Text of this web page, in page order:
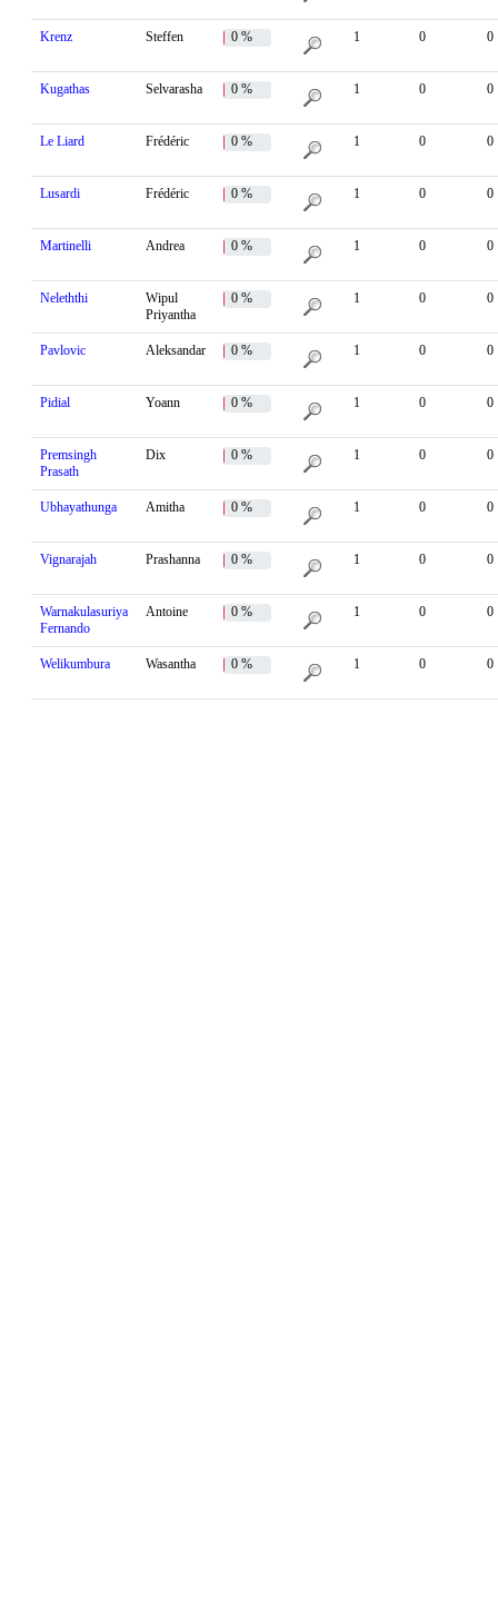
Krenz Steffen 0 % 1 0 0
Kugathas Selvarasha 0 % 1 0 0
Le Liard Frédéric 0 % 1 0 0
Lusardi Frédéric 0 % 1 0 0
Martinelli Andrea 0 % 1 0 0
Neleththi
Wipul
Priyantha
0 % 1 0 0
Pavlovic Aleksandar 0 % 1 0 0
Pidial Yoann 0 % 1 0 0
Premsingh
Prasath
Dix 0 % 1 0 0
Ubhayathunga Amitha 0 % 1 0 0
Vignarajah Prashanna 0 % 1 0 0
Warnakulasuriya
Fernando
Antoine 0 % 1 0 0
Welikumbura Wasantha 0 % 1 0 0